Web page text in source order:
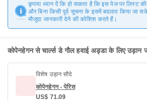
कृपया ध्यान दें कि हो सकता है कि इस पेज पर लिस्ट
और बिना किसी पूर्व सूचना के इसमें बदलाव किया
मौजूदा जानकारी देने की कोशिश करते हैं।
कोपेनहेगन से चार्ल्स डे गौल हवाई अड्डा के लिए उड़ान
विशेष उड़ान सौदे
कोपेनहेगन - पेरिस
US$ 71.09